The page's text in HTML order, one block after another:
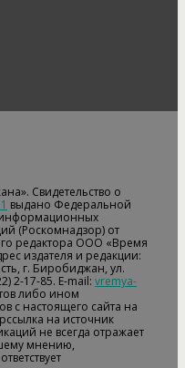
Свидетельство о
выдано Федеральной
информационных
(Роскомнадзор) от
редактора ООО «Время
издателя и редакции:
г. Биробиджан, ул.
2-17-85. E-mail: vremya-
либо ином
с настоящего сайта на
на источник
не всегда отражает
мнению,